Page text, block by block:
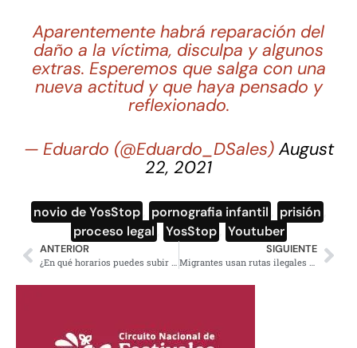
Aparentemente habrá reparación del
daño a la víctima, disculpa y algunos
extras. Esperemos que salga con una
nueva actitud y que haya pensado y
reflexionado.
— Eduardo (@Eduardo_DSales) August
22, 2021
novio de YosStop pornografia infantil prisión
proceso legal
YosStop Youtuber
ANTERIOR
¿En qué horarios puedes subir tu bicicleta al transporte público en CDMX?
SIGUIENTE
Migrantes usan rutas ilegales para cruzar Colombia rumbo a México y EU